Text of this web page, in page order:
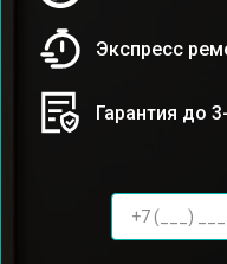
Экспресс
Гарантия до